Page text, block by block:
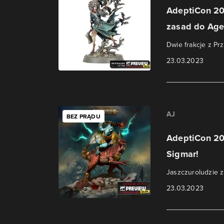
AdeptiCon
zasad do
Dwie frakcje z
23.03.2023
BEZ PRĄDU AJ
AdeptiCon
Sigmar!
Jaszczuroludzie
23.03.2023